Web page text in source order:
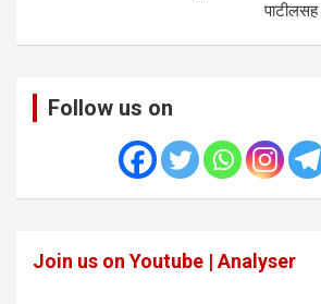
Follow us on
Join us on Youtube | Analyser